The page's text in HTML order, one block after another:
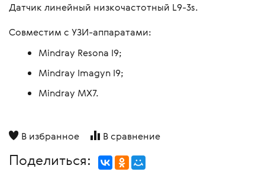
Датчик линейный низкочастотный L9-3s.
Совместим с УЗИ-аппаратами:
Mindray Resona I9;
Mindray Imagyn I9;
Mindray MX7.
В избранное В сравнение
Поделиться: